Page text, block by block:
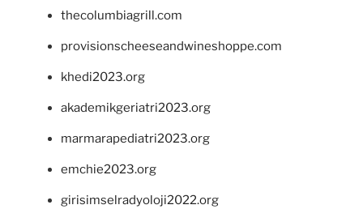
thecolumbiagrill.com
provisionscheeseandwineshoppe.com
khedi2023.org
akademikgeriatri2023.org
marmarapediatri2023.org
emchie2023.org
girisimselradyoloji2022.org